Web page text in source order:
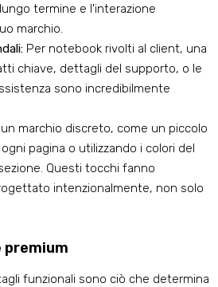
termine e l'interazione
marchio.
Per notebook rivolti al client, una
chiave, dettagli del supporto, o le
sono incredibilmente
marchio discreto, come un piccolo
pagina o utilizzando i colori del
Questi tocchi fanno
intenzionalmente, non solo
funzionali sono ciò che determina